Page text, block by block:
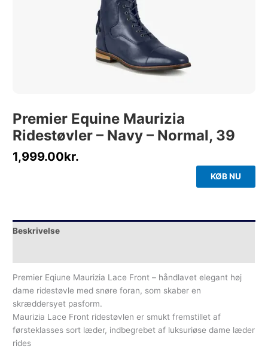
Premier Equine Maurizia
Ridestøvler – Navy – Normal, 39
1,999.00kr.
KØB NU
Beskrivelse
Premier Eqiune Maurizia Lace Front – håndlavet elegant høj
dame ridestøvle med snøre foran, som skaber en
skræddersyet pasform.
Maurizia Lace Front ridestøvlen er smukt fremstillet af
førsteklasses sort læder, indbegrebet af luksuriøse dame læder
rides